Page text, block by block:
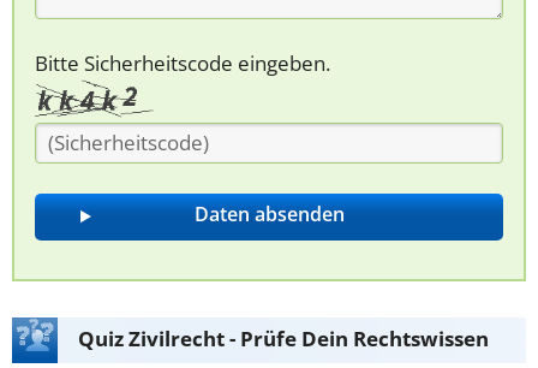
Bitte Sicherheitscode eingeben.
Quiz Zivilrecht - Prüfe Dein Rechtswissen